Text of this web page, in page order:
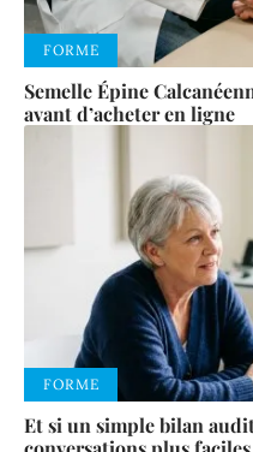
FORME
Semelle Épine
avant d’acheter en ligne
FORME
Et si un simple bilan